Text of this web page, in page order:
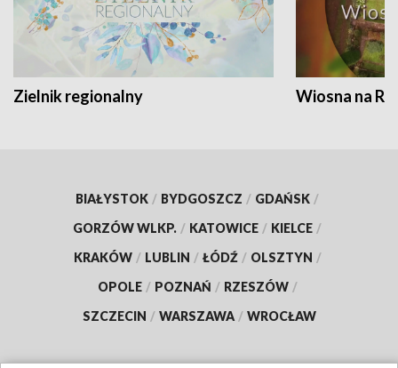
Zielnik regionalny Wiosna na
BIAŁYSTOK / BYDGOSZCZ / GDAŃSK /
GORZÓW WLKP. / KATOWICE / KIELCE /
KRAKÓW / LUBLIN / ŁÓDŹ / OLSZTYN /
OPOLE / POZNAŃ / RZESZÓW /
SZCZECIN / WARSZAWA / WROCŁAW